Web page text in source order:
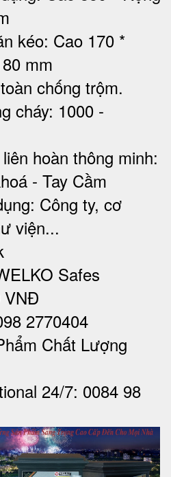
kéo: Cao 170 *
mm
chống trộm.
cháy: 1000 -
hoàn thông minh:
- Tay Cầm
Công ty, cơ
viện...
Safes
VNĐ
2770404
Chất Lượng
24/7: 0084 98